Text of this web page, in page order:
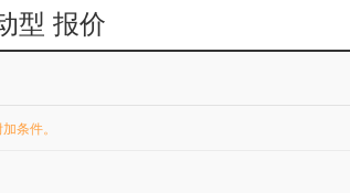
型 报价
条件。